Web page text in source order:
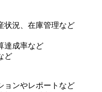
況、在庫管理など​
達成率など​
ど​
ンやレポートなど​